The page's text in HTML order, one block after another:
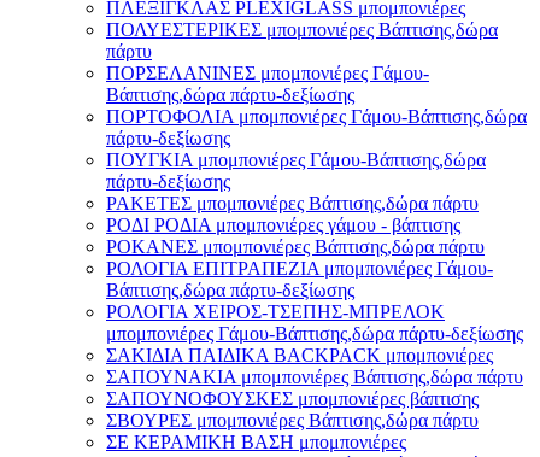
ΠΛΕΞΙΓΚΛΑΣ PLEXIGLASS μπομπονιέρες
ΠΟΛΥΕΣΤΕΡΙΚΕΣ μπομπονιέρες Βάπτισης,δώρα
πάρτυ
ΠΟΡΣΕΛΑΝΙΝΕΣ μπομπονιέρες Γάμου-
Βάπτισης,δώρα πάρτυ-δεξίωσης
ΠΟΡΤΟΦΟΛΙΑ μπομπονιέρες Γάμου-Βάπτισης,δώρα
πάρτυ-δεξίωσης
ΠΟΥΓΚΙΑ μπομπονιέρες Γάμου-Βάπτισης,δώρα
πάρτυ-δεξίωσης
ΡΑΚΕΤΕΣ μπομπονιέρες Βάπτισης,δώρα πάρτυ
ΡΟΔΙ ΡΟΔΙΑ μπομπονιέρες γάμου - βάπτισης
ΡΟΚΑΝΕΣ μπομπονιέρες Βάπτισης,δώρα πάρτυ
ΡΟΛΟΓΙΑ ΕΠΙΤΡΑΠΕΖΙΑ μπομπονιέρες Γάμου-
Βάπτισης,δώρα πάρτυ-δεξίωσης
ΡΟΛΟΓΙΑ ΧΕΙΡΟΣ-ΤΣΕΠΗΣ-ΜΠΡΕΛΟΚ
μπομπονιέρες Γάμου-Βάπτισης,δώρα πάρτυ-δεξίωσης
ΣΑΚΙΔΙΑ ΠΑΙΔΙΚΑ BACKPACK μπομπονιέρες
ΣΑΠΟΥΝΑΚΙΑ μπομπονιέρες Βάπτισης,δώρα πάρτυ
ΣΑΠΟΥΝΟΦΟΥΣΚΕΣ μπομπονιέρες βάπτισης
ΣΒΟΥΡΕΣ μπομπονιέρες Βάπτισης,δώρα πάρτυ
ΣΕ ΚΕΡΑΜΙΚΗ ΒΑΣΗ μπομπονιέρες